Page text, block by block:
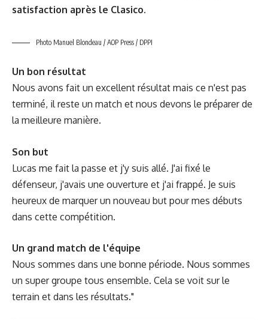
satisfaction après le Clasico.
Photo Manuel Blondeau / AOP Press / DPPI
Un bon résultat
Nous avons fait un excellent résultat mais ce n'est pas
terminé, il reste un match et nous devons le préparer de
la meilleure manière.
Son but
Lucas me fait la passe et j'y suis allé. J'ai fixé le
défenseur, j'avais une ouverture et j'ai frappé. Je suis
heureux de marquer un nouveau but pour mes débuts
dans cette compétition.
Un grand match de l'équipe
Nous sommes dans une bonne période. Nous sommes
un super groupe tous ensemble. Cela se voit sur le
terrain et dans les résultats."